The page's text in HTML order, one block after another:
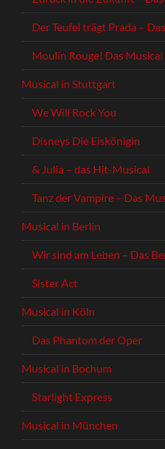
Der Teufel trägt Prada –
Moulin Rouge! Das Musical
Musical in Stuttgart
We Will Rock You
Disneys Die Eiskönigin
& Julia – das Hit-Musical
Tanz der Vampire – Das
Musical in Berlin
Wir sind am Leben – Das
Sister Act
Musical in Köln
Das Phantom der Oper
Musical in Bochum
Starlight Express
Musical in München